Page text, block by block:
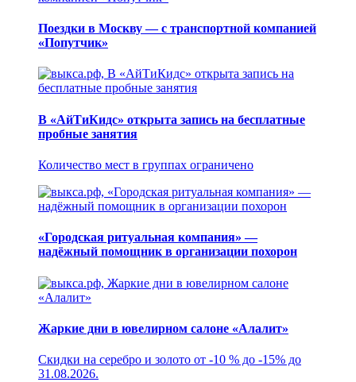
Поездки в Москву — с транспортной компанией
«Попутчик»
В «АйТиКидс» открыта запись на бесплатные
пробные занятия
Количество мест в группах ограничено
«Городская ритуальная компания» —
надёжный помощник в организации похорон
Жаркие дни в ювелирном салоне «Алалит»
Скидки на серебро и золото от -10 % до -15% до
31.08.2026.